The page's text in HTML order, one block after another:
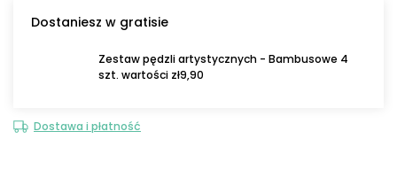
Dostaniesz w gratisie
Zestaw pędzli artystycznych - Bambusowe 4
szt. wartości zł9,90
Dostawa i płatność